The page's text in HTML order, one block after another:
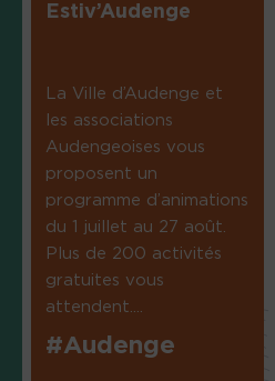
Estiv’Audenge
La Ville d’Audenge et
les associations
Audengeoises vous
proposent un
programme d’animations
du 1 juillet au 27 août.
Plus de 200 activités
gratuites vous
attendent....
#Audenge